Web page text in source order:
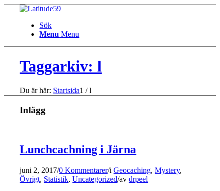
Sök
Menu Menu
Taggarkiv: l
Du är här: Startsida1 / l
Inlägg
Lunchcachning i Järna
juni 2, 2017/0 Kommentarer/iGeocaching,Mystery,
Övrigt, Statistik,Uncategorized/avdrpeel